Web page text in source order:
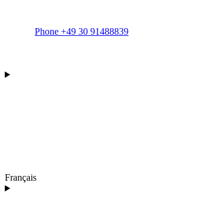
Phone +49 30 91488839
Français